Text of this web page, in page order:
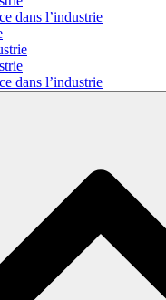
dans l’industrie
dans l’industrie